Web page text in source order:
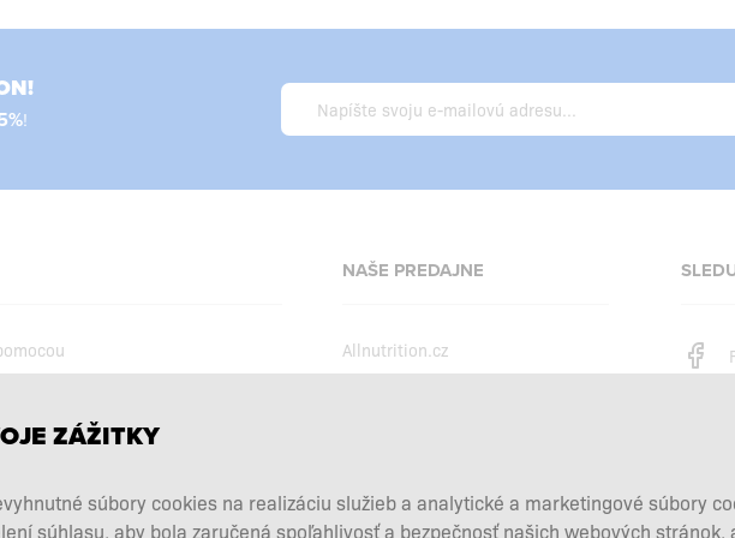
!
doplnkov
NAŠE PREDAJNE
Allnutrition.cz
Allnutrition.co.uk
ZÁŽITKY
súbory cookies na realizáciu služieb a analytické a marketingové súbory
súhlasu, aby bola zaručená spoľahlivosť a bezpečnosť našich webových stránok,